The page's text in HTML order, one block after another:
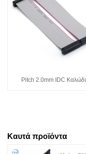
Pitch 2.0mm IDC
Καυτά προϊόντα